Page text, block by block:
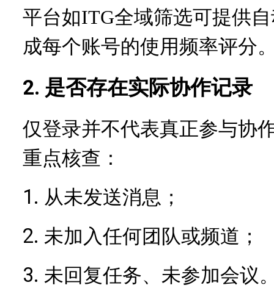
平台如ITG全域筛选可提供
成每个账号的使用频率评分
2. 是否存在实际协作记录
仅登录并不代表真正参与协
重点核查：
1. 从未发送消息；
2. 未加入任何团队或频道；
3. 未回复任务、未参加会议